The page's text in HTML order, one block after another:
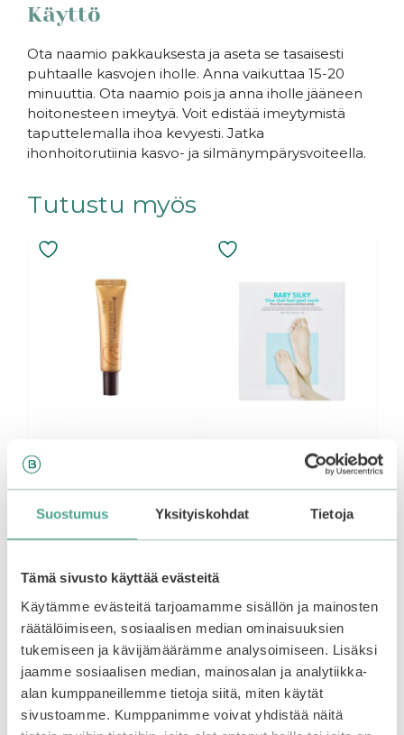
Suostumus Yksityiskohdat Tietoja
Tämä sivusto käyttää evästeitä
Käytämme evästeitä tarjoamamme sisällön ja mainosten
räätälöimiseen, sosiaalisen median ominaisuuksien
tukemiseen ja kävijämäärämme analysoimiseen. Lisäksi
jaamme sosiaalisen median, mainosalan ja analytiikka-
alan kumppaneillemme tietoja siitä, miten käytät
sivustoamme. Kumppanimme voivat yhdistää näitä
Käyttö
Ota naamio pakkauksesta ja aseta se tasaisesti
puhtaalle kasvojen iholle. Anna vaikuttaa 15-20
minuuttia. Ota naamio pois ja anna iholle jääneen
hoitonesteen imeytyä. Voit edistää imeytymistä
taputtelemalla ihoa kevyesti. Jatka
ihonhoitorutiinia kasvo- ja silmänympärysvoiteella.
Tutustu myös
Mizon | Snail Repair
Eye Cream 15 ml
5:stä
11,95€
Holika Holika | Baby
Silky One Shot Foot